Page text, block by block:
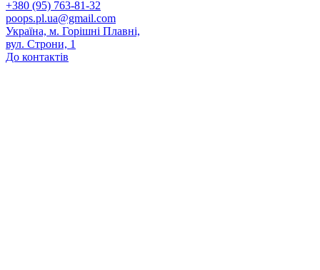
+380 (95) 763-81-32
poops.pl.ua@gmail.com
Україна, м. Горішні Плавні,
вул. Строни, 1
До контактів